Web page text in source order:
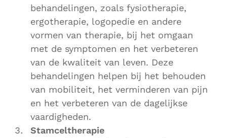
behandelingen, zoals fysiotherapie,
ergotherapie, logopedie en andere
vormen van therapie, bij het omgaan
met de symptomen en het verbeteren
van de kwaliteit van leven. Deze
behandelingen helpen bij het behouden
van mobiliteit, het verminderen van pijn
en het verbeteren van de dagelijkse
vaardigheden.
Stamceltherapie